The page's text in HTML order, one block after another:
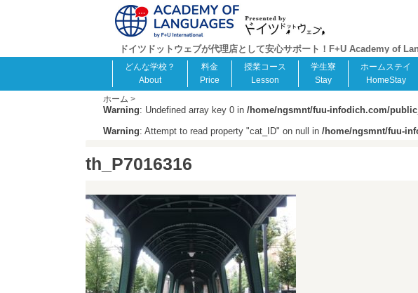
ドイツドットウェブが代理店として安心サポート！F+U Academy of
どんな学校？
About
料金
Price
授業コース
Lesson
学生寮
Stay
ホームステイ
HomeStay
ホーム >
Warning: Undefined array key 0 in /home/ngsmnt/fuu-infodich.com/
Warning: Attempt to read property "cat_ID" on null in /home/ngsmnt/fuu-
th_P7016316